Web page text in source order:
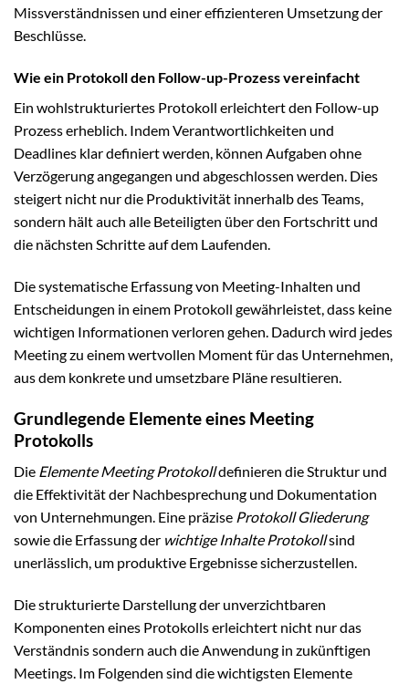
Missverständnissen und einer effizienteren Umsetzung der
Beschlüsse.
Wie ein Protokoll den Follow-up-Prozess vereinfacht
Ein wohlstrukturiertes Protokoll erleichtert den Follow-up
Prozess erheblich. Indem Verantwortlichkeiten und
Deadlines klar definiert werden, können Aufgaben ohne
Verzögerung angegangen und abgeschlossen werden. Dies
steigert nicht nur die Produktivität innerhalb des Teams,
sondern hält auch alle Beteiligten über den Fortschritt und
die nächsten Schritte auf dem Laufenden.
Die systematische Erfassung von Meeting-Inhalten und
Entscheidungen in einem Protokoll gewährleistet, dass keine
wichtigen Informationen verloren gehen. Dadurch wird jedes
Meeting zu einem wertvollen Moment für das Unternehmen,
aus dem konkrete und umsetzbare Pläne resultieren.
Grundlegende Elemente eines Meeting
Protokolls
Die Elemente Meeting Protokolldefinieren die Struktur und
die Effektivität der Nachbesprechung und Dokumentation
von Unternehmungen. Eine präzise Protokoll Gliederung
sowie die Erfassung der wichtige Inhalte Protokollsind
unerlässlich, um produktive Ergebnisse sicherzustellen.
Die strukturierte Darstellung der unverzichtbaren
Komponenten eines Protokolls erleichtert nicht nur das
Verständnis sondern auch die Anwendung in zukünftigen
Meetings. Im Folgenden sind die wichtigsten Elemente